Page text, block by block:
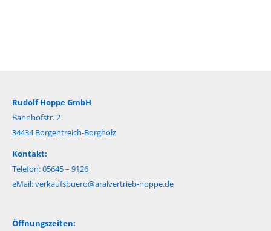
Rudolf Hoppe GmbH
Bahnhofstr. 2
34434 Borgentreich-Borgholz
Kontakt:
Telefon: 05645 – 9126
eMail:verkaufsbuero@aralvertrieb-hoppe.de
Öffnungszeiten: